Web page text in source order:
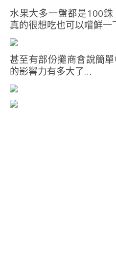
水果大多一盤都是100
真的很想吃也可以嚐鮮一
甚至有部份攤商會說簡
的影響力有多大了…